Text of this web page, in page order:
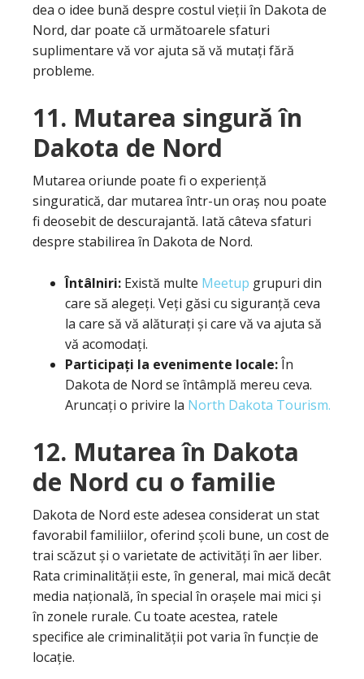
dea o idee bună despre costul vieții în Dakota de
Nord, dar poate că următoarele sfaturi
suplimentare vă vor ajuta să vă mutați fără
probleme.
11. Mutarea singură în
Dakota de Nord
Mutarea oriunde poate fi o experiență
singuratică, dar mutarea într-un oraș nou poate
fi deosebit de descurajantă. Iată câteva sfaturi
despre stabilirea în Dakota de Nord.
Întâlniri: Există multe Meetup grupuri din
care să alegeți. Veți găsi cu siguranță ceva
la care să vă alăturați și care vă va ajuta să
vă acomodați.
Participați la evenimente locale:În
Dakota de Nord se întâmplă mereu ceva.
Aruncați o privire la North Dakota Tourism.
12. Mutarea în Dakota
de Nord cu o familie
Dakota de Nord este adesea considerat un stat
favorabil familiilor, oferind școli bune, un cost de
trai scăzut și o varietate de activități în aer liber.
Rata criminalității este, în general, mai mică decât
media națională, în special în orașele mai mici și
în zonele rurale. Cu toate acestea, ratele
specifice ale criminalității pot varia în funcție de
locație.